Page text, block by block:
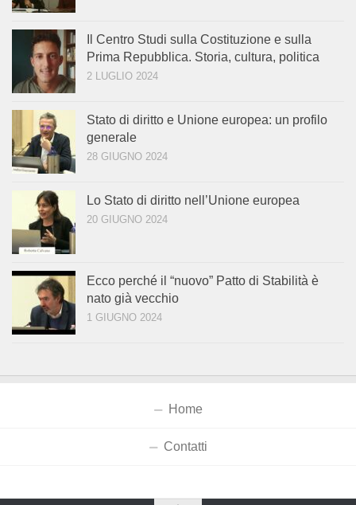
Il Centro Studi sulla Costituzione e sulla
Prima Repubblica. Storia, cultura, politica
2 LUGLIO 2024
Stato di diritto e Unione europea: un profilo
generale
28 GIUGNO 2024
Lo Stato di diritto nell’Unione europea
20 GIUGNO 2024
Ecco perché il “nuovo” Patto di Stabilità è
nato già vecchio
1 GIUGNO 2024
Home
Contatti